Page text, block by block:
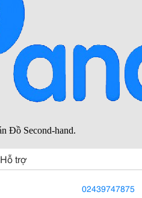
Hỗ trợ
02439747875